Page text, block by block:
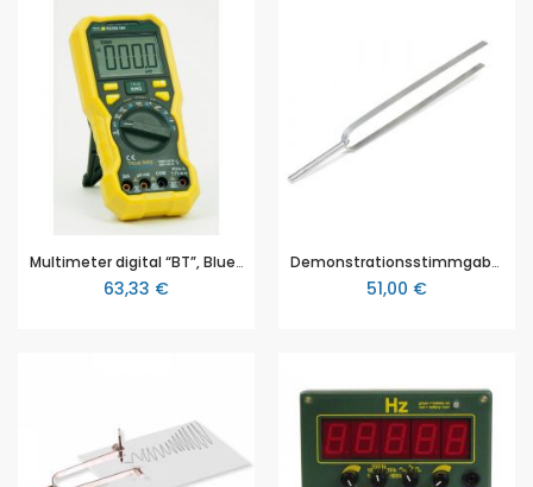
Multimeter digital “BT”, Bluetooth (4.0) Datenübertragung, True RMS
63,33 €
Demonstrationsstimmgabel, Länge: 750 mm, 3B Scientific (1000700 [U55001])
51,00 €